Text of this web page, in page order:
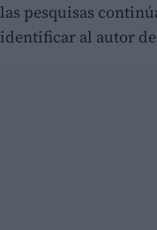
las pesquisas
identificar al autor